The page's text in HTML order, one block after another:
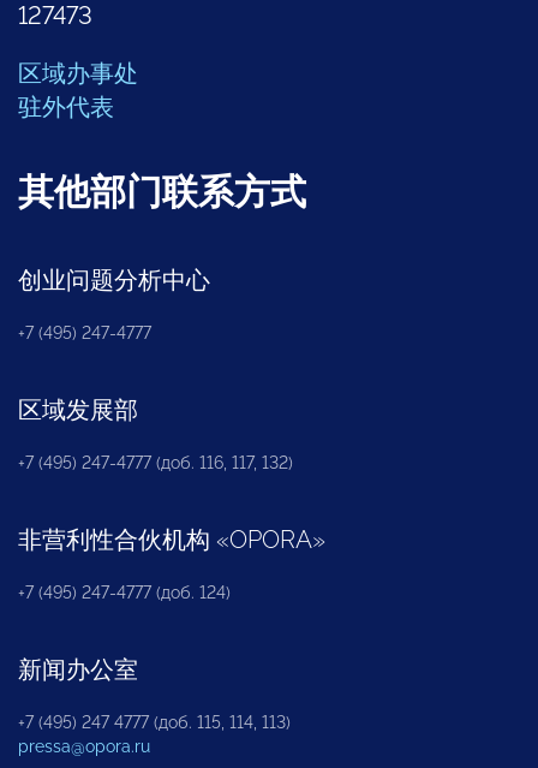
127473
区域办事处
驻外代表
其他部门联系方式
创业问题分析中心
+7 (495) 247-4777
区域发展部
+7 (495) 247-4777 (доб. 116, 117, 132)
非营利性合伙机构 «OPORA»
+7 (495) 247-4777 (доб. 124)
新闻办公室
+7 (495) 247 4777 (доб. 115, 114, 113)
pressa@opora.ru